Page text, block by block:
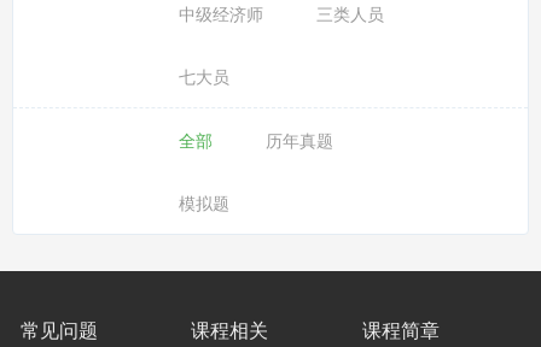
中级经济师 三类人员
七大员
全部 历年真题
模拟题
常见问题 课程相关 课程简章